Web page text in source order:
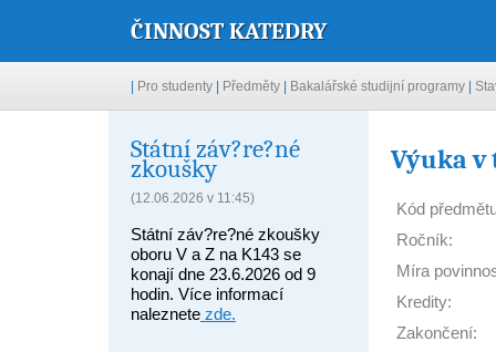
ČINNOST KATEDRY
| Pro studenty | Předměty | Bakalářské studijní programy |
Státní záv?re?né
zkoušky
(12.06.2026 v 11:45)
Státní záv?re?né zkoušky
oboru V a Z na K143 se
konají dne 23.6.2026 od 9
hodin. Více informací
naleznete zde.
Výuka v
Kód
Ročník:
Míra
Kredity:
Zakončení: